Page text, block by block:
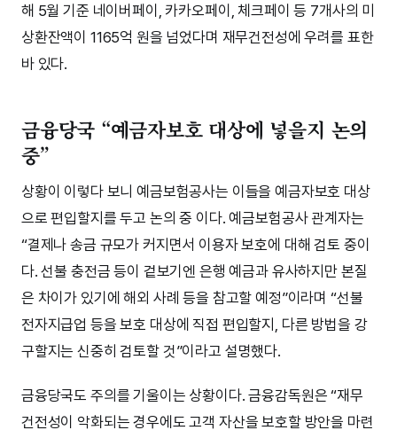
해 5월 기준 네이버페이, 카카오페이, 체크페이 등 7개사의 미
상환잔액이 1165억 원을 넘었다며 재무건전성에 우려를 표한
바 있다.
금융당국 “예금자보호 대상에 넣을지 논의
중”
상황이 이렇다 보니 예금보험공사는 이들을 예금자보호 대상
으로 편입할지를 두고 논의 중 이다. 예금보험공사 관계자는
“결제나 송금 규모가 커지면서 이용자 보호에 대해 검토 중이
다. 선불 충전금 등이 겉보기엔 은행 예금과 유사하지만 본질
은 차이가 있기에 해외 사례 등을 참고할 예정”이라며 “선불
전자지급업 등을 보호 대상에 직접 편입할지, 다른 방법을 강
구할지는 신중히 검토할 것”이라고 설명했다.
금융당국도 주의를 기울이는 상황이다. 금융감독원은 “재무
건전성이 악화되는 경우에도 고객 자산을 보호할 방안을 마련